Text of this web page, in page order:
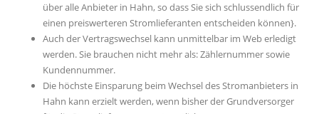
über alle Anbieter in Hahn, so dass Sie sich schlussendlich für
einen preiswerteren Stromlieferanten entscheiden können}.
Auch der Vertragswechsel kann unmittelbar im Web erledigt
werden. Sie brauchen nicht mehr als: Zählernummer sowie
Kundennummer.
Die höchste Einsparung beim Wechsel des Stromanbieters in
Hahn kann erzielt werden, wenn bisher der Grundversorger